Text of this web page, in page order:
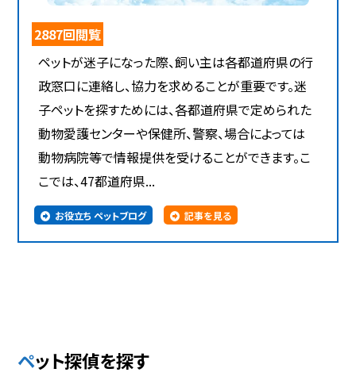
2887回閲覧
ペットが迷子になった際、飼い主は各都道府県の行
政窓口に連絡し、協力を求めることが重要です。迷
子ペットを探すためには、各都道府県で定められた
動物愛護センターや保健所、警察、場合によっては
動物病院等で情報提供を受けることができます。こ
こでは、47都道府県...
お役立ち ペットブログ 記事を見る
ペット探偵を探す